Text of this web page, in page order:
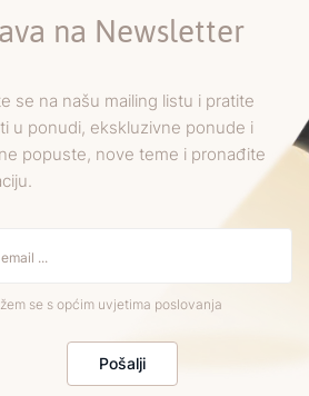
na Newsletter
se na našu mailing listu i pratite
u ponudi, ekskluzivne ponude i
popuste, nove teme i pronađite
se s općim uvjetima poslovanja
Pošalji